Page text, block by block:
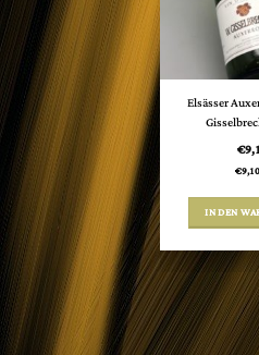
Elsässer
€
€9,10
IN DEN